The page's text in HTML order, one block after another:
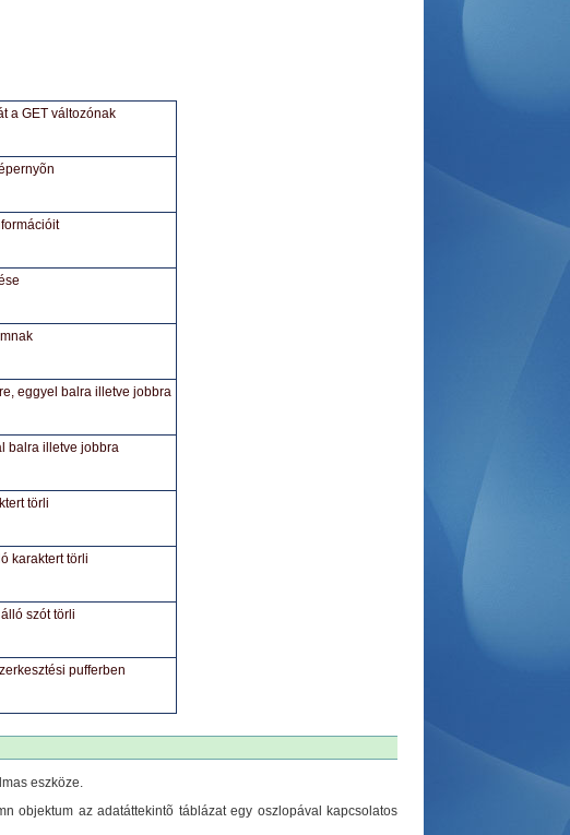
a GET változónak
eggyel balra illetve jobbra
balra illetve jobbra
törli
karaktert törli
szót törli
pufferben
eszköze.
objektum az adatáttekintõ táblázat egy oszlopával kapcsolatos